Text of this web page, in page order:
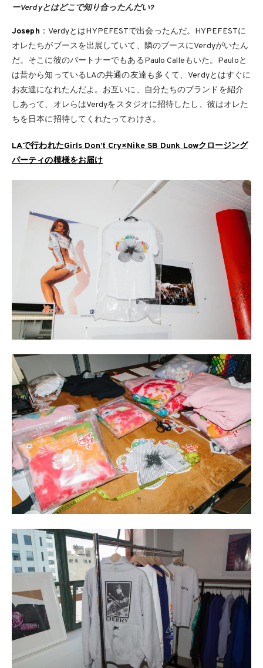
ーVerdyとはどこで知り合ったんだい?
Joseph ：VerdyとはHYPEFESTで出会ったんだ。HYPEFESTに
オレたちがブースを出展していて、隣のブースにVerdyがいたん
だ。そこに彼のパートナーでもあるPaulo Calleもいた。Pauloと
は昔から知っているLAの共通の友達も多くて、Verdyとはすぐに
お友達になれたんだよ。お互いに、自分たちのブランドを紹介
しあって、オレらはVerdyをスタジオに招待したし、彼はオレた
ちを日本に招待してくれたってわけさ。
LAで行われたGirls Don’t Cry×Nike SB Dunk Lowクロージング
パーティの模様をお届け